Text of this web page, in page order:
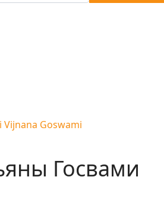
Vijnana Goswami
Госвами